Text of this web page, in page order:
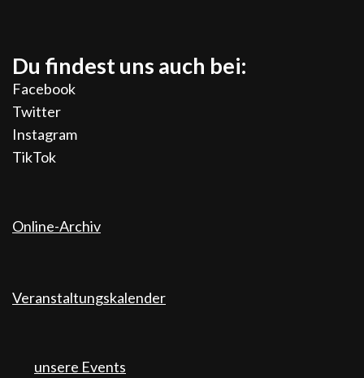
Du findest uns auch bei:
Facebook
Twitter
Instagram
TikTok
Online-Archiv
Veranstaltungskalender
unsere Events